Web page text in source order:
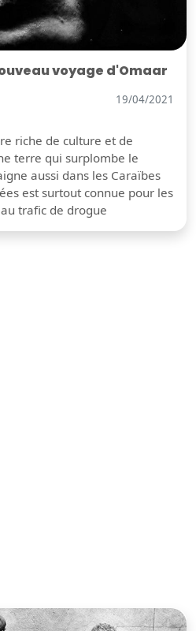
voyage d'Omaar
19/04/2021
riche de culture et de
terre qui surplombe le
aussi dans les Caraïbes
est surtout connue pour les
trafic de drogue